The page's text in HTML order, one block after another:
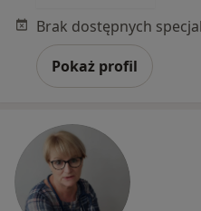
Pokaż profil